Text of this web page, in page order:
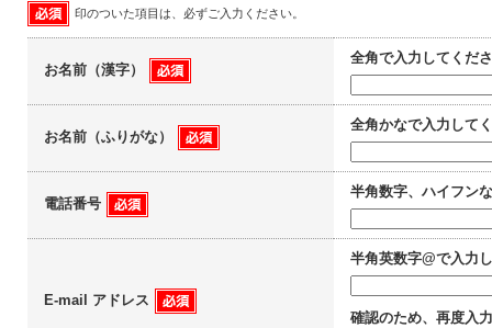
印のついた項目は、必ずご入力ください。
お名前（漢字）
全角で入力してくだ
お名前（ふりがな）
全角かなで入力して
電話番号
半角数字、ハイフン
E-mail アドレス
半角英数字@で入力
確認のため、再度入